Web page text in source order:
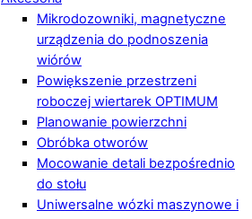
Mikrodozowniki, magnetyczne
urządzenia do podnoszenia
wiórów
Powiększenie przestrzeni
roboczej wiertarek OPTIMUM
Planowanie powierzchni
Obróbka otworów
Mocowanie detali bezpośrednio
do stołu
Uniwersalne wózki maszynowe i